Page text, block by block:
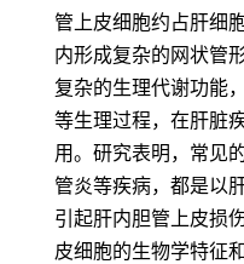
管上皮细胞约占肝细
内形成复杂的网状管
复杂的生理代谢功能
等生理过程，在肝脏
用。研究表明，常见
管炎等疾病，都是以
引起肝内胆管上皮损
皮细胞的生物学特征